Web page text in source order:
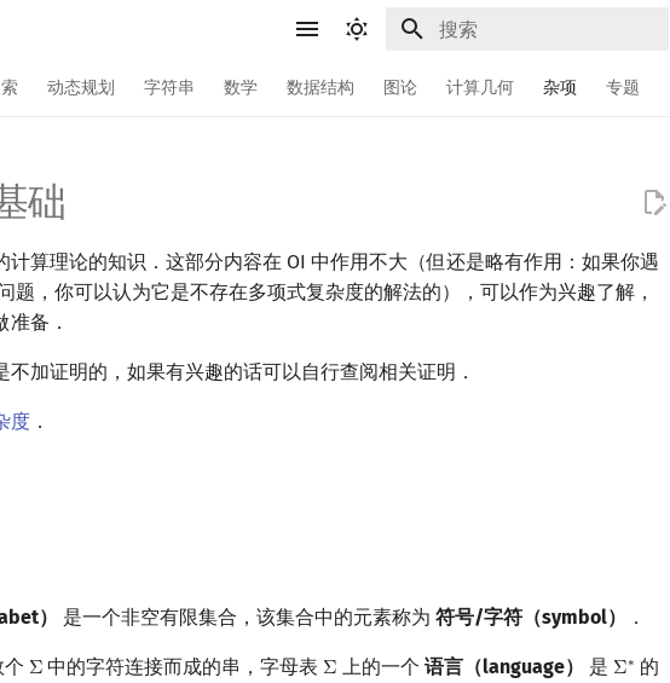
动态规划 字符串 数学 数据结构 图论 计算几何 杂项 专题
础
计算理论的知识．这部分内容在 OI 中作用不大（但还是略有作用：如果你遇
题，你可以认为它是不存在多项式复杂度的解法的），可以作为兴趣了解，
备．
不加证明的，如果有兴趣的话可以自行查阅相关证明．
度 ．
） 是一个非空有限集合，该集合中的元素称为 符号/字符（symbol） ．
Σ
Σ 中的字符连接而成的串，字母表 Σ
Σ 上的一个 语言（language） 是 Σ∗
Σ∗ 的